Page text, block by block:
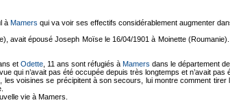
à Mamers qui va voir ses effectifs considérablement augmenter
avait épousé Joseph Moïse le 16/04/1901 à Moinette
et Odette , 11 ans sont réfugiés à Mamers dans le département
qui n’avait pas été occupée depuis très longtemps et n’avait pas
voisines se précipitent à son secours, lui montre comment
vie à Mamers.